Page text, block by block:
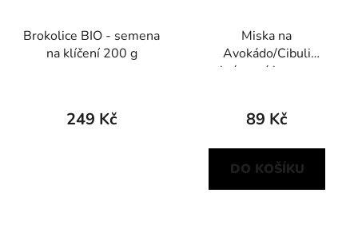
Brokolice BIO - semena
na klíčení 200 g
249 Kč
Miska na
Avokádo/Cibuli
krémová barva s
89 Kč
DO KOŠÍKU